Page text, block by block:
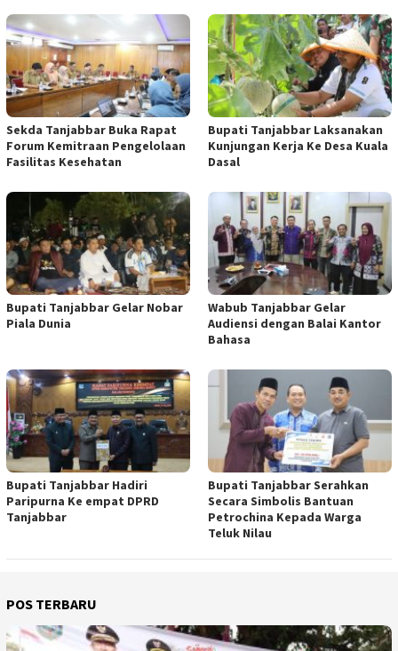
Sekda Tanjabbar Buka Rapat
Forum Kemitraan Pengelolaan
Fasilitas Kesehatan
Bupati Tanjabbar Laksanakan
Kunjungan Kerja Ke Desa Kuala
Dasal
Bupati Tanjabbar Gelar Nobar
Piala Dunia
Wabub Tanjabbar Gelar
Audiensi dengan Balai Kantor
Bahasa
Bupati Tanjabbar Hadiri
Paripurna Ke empat DPRD
Tanjabbar
Bupati Tanjabbar Serahkan
Secara Simbolis Bantuan
Petrochina Kepada Warga
Teluk Nilau
POS TERBARU